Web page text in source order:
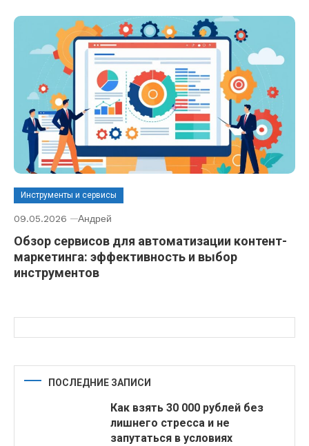
Инструменты и сервисы
09.05.2026 Андрей
Обзор сервисов для автоматизации контент-
маркетинга: эффективность и выбор
инструментов
ПОСЛЕДНИЕ ЗАПИСИ
Как взять 30 000 рублей без
лишнего стресса и не
запутаться в условиях